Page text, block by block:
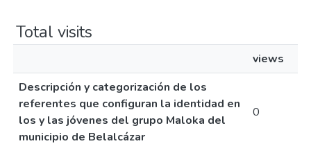
Total visits
views
Descripción y categorización de los
referentes que configuran la identidad en
los y las jóvenes del grupo Maloka del
municipio de Belalcázar
0